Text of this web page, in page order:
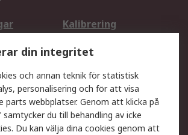
Kalibrering
Teknisk Support
Exportlösningar
Retur av varor
din integritet
och annan teknik för statistisk
personalisering och för att visa
parts webbplatser. Genom att klicka på
samtycker du till behandling av icke
Du kan välja dina cookies genom att